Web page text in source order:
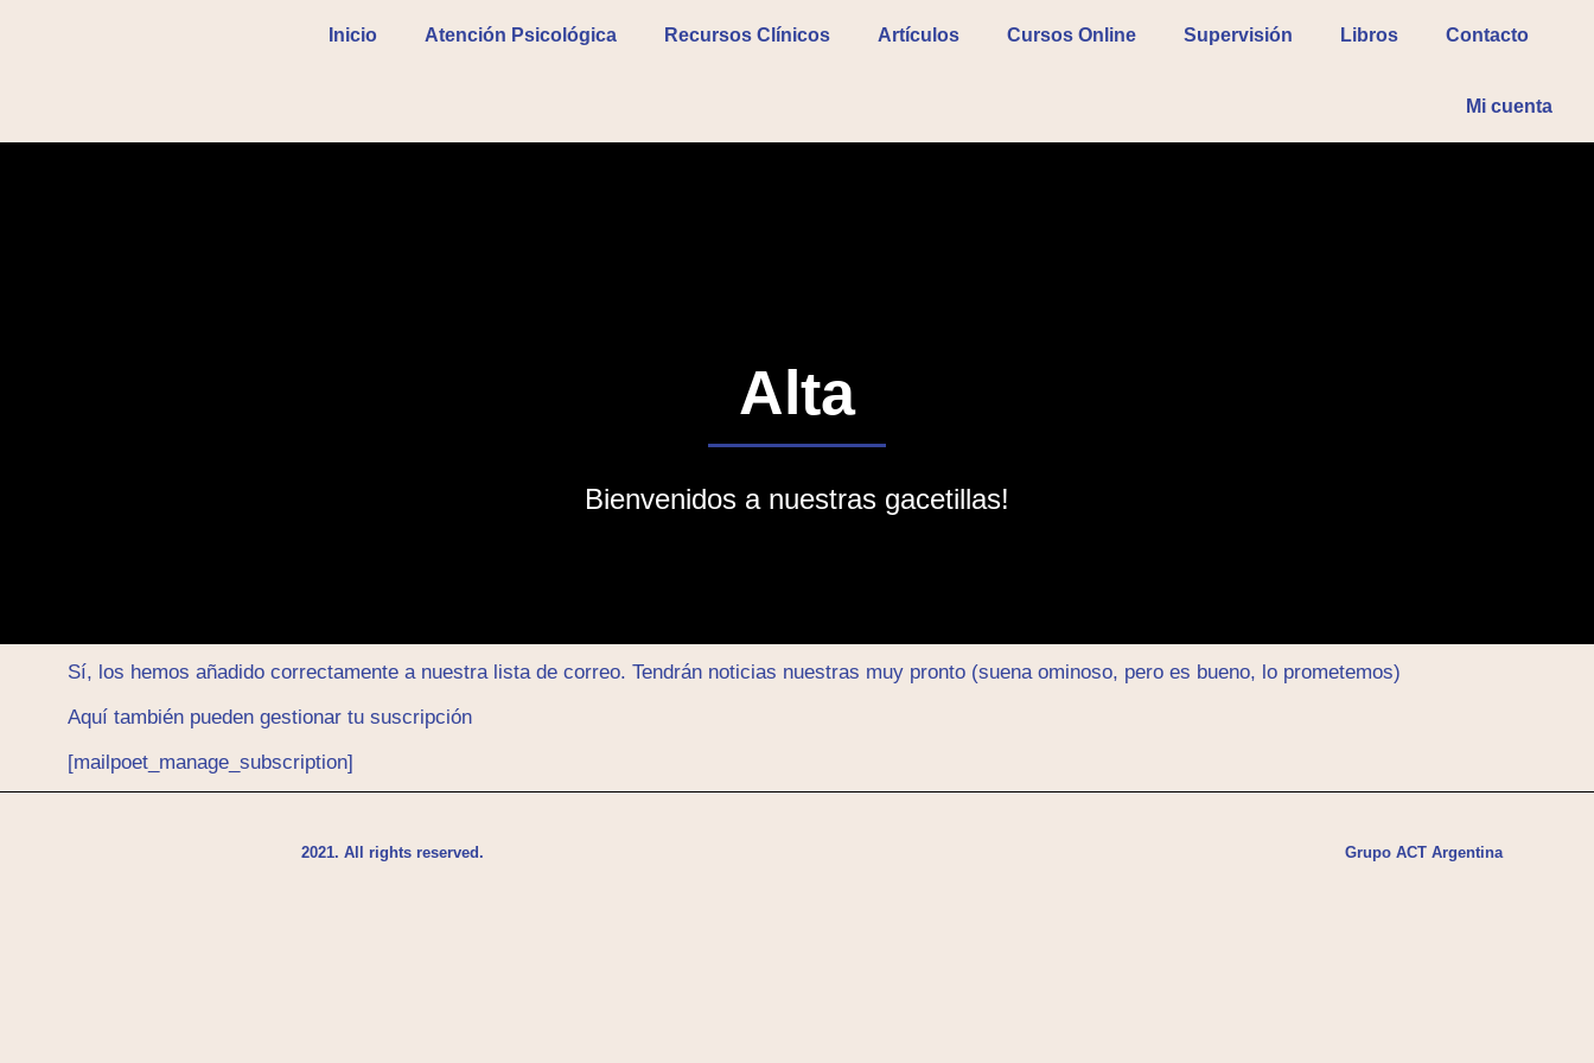
Inicio Atención Psicológica Recursos Clínicos Artículos Cursos Online Supervisión Libros Contacto
Mi cuenta
Alta
Bienvenidos a nuestras gacetillas!
Sí, los hemos añadido correctamente a nuestra lista de correo. Tendrán noticias nuestras muy pronto (suena ominoso, pero es bueno, lo prometemos)
Aquí también pueden gestionar tu suscripción
[mailpoet_manage_subscription]
2021. All rights reserved. Grupo ACT Argentina